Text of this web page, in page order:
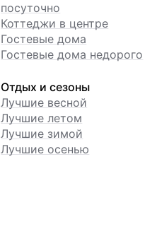
посуточно
Коттеджи в центре
Гостевые дома
Гостевые дома недорого
Отдых и сезоны
Лучшие весной
Лучшие летом
Лучшие зимой
Лучшие осенью